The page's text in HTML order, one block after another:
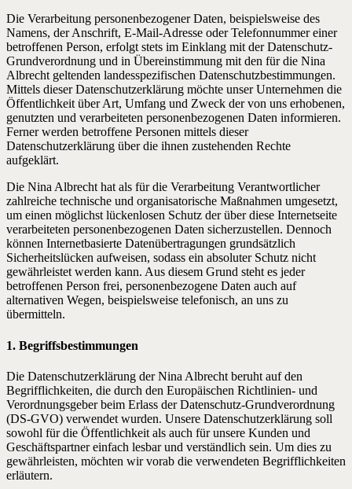
Die Verarbeitung personenbezogener Daten, beispielsweise des
Namens, der Anschrift, E-Mail-Adresse oder Telefonnummer einer
betroffenen Person, erfolgt stets im Einklang mit der Datenschutz-
Grundverordnung und in Übereinstimmung mit den für die Nina
Albrecht geltenden landesspezifischen Datenschutzbestimmungen.
Mittels dieser Datenschutzerklärung möchte unser Unternehmen die
Öffentlichkeit über Art, Umfang und Zweck der von uns erhobenen,
genutzten und verarbeiteten personenbezogenen Daten informieren.
Ferner werden betroffene Personen mittels dieser
Datenschutzerklärung über die ihnen zustehenden Rechte
aufgeklärt.
Die Nina Albrecht hat als für die Verarbeitung Verantwortlicher
zahlreiche technische und organisatorische Maßnahmen umgesetzt,
um einen möglichst lückenlosen Schutz der über diese Internetseite
verarbeiteten personenbezogenen Daten sicherzustellen. Dennoch
können Internetbasierte Datenübertragungen grundsätzlich
Sicherheitslücken aufweisen, sodass ein absoluter Schutz nicht
gewährleistet werden kann. Aus diesem Grund steht es jeder
betroffenen Person frei, personenbezogene Daten auch auf
alternativen Wegen, beispielsweise telefonisch, an uns zu
übermitteln.
1. Begriffsbestimmungen
Die Datenschutzerklärung der Nina Albrecht beruht auf den
Begrifflichkeiten, die durch den Europäischen Richtlinien- und
Verordnungsgeber beim Erlass der Datenschutz-Grundverordnung
(DS-GVO) verwendet wurden. Unsere Datenschutzerklärung soll
sowohl für die Öffentlichkeit als auch für unsere Kunden und
Geschäftspartner einfach lesbar und verständlich sein. Um dies zu
gewährleisten, möchten wir vorab die verwendeten Begrifflichkeiten
erläutern.